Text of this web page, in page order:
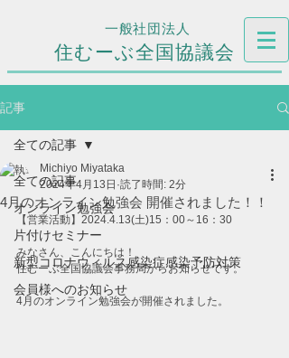
住むーぶ全国協議会
一般社団法人
記事
全ての記事
オンライン勉強会
片付けセミナー
新型コロナウィルス感染症感染予防対策
会員様へのお知らせ
全ての記事
4月のオンライン勉強会 開催されました！！
Michiyo Miyataka
2024年4月13日 読了時間: 2分
【営業活動】2024.4.13(土)15：00～16：30
みなさん、こんにちは！
住むーぶ全国協議会事務局からお知らせです。
4月のオンライン勉強会が開催されました。